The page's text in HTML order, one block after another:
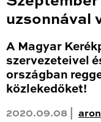
uzsonnával
A Magyar
szervezeteivel
országban
közlekedőket!
2020.09.08 | aron